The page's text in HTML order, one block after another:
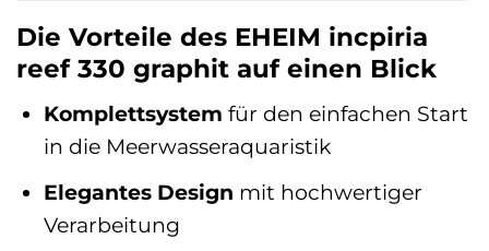
Die Vorteile des EHEIM incpiria
reef 330 graphit auf einen Blick
Komplettsystem für den einfachen Start
in die Meerwasseraquaristik
Elegantes Design mit hochwertiger
Verarbeitung